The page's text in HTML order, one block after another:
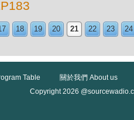
18 19 20 21 22 23 24
Table
關於我們 About us
Copyright 2026